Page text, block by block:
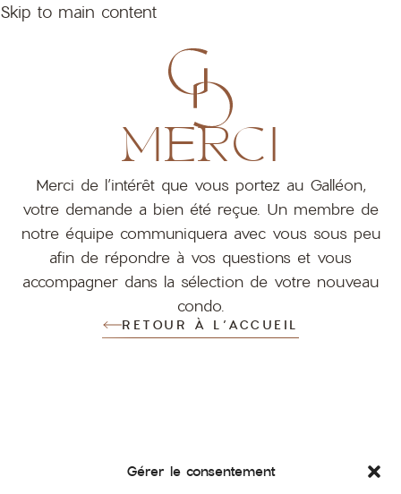
Gérer le consentement
Skip to main content
MERCI
Merci de l’intérêt que vous portez au Galléon,
votre demande a bien été reçue. Un membre de
notre équipe communiquera avec vous sous peu
afin de répondre à vos questions et vous
accompagner dans la sélection de votre nouveau
condo.
RETOUR À L’ACCUEIL